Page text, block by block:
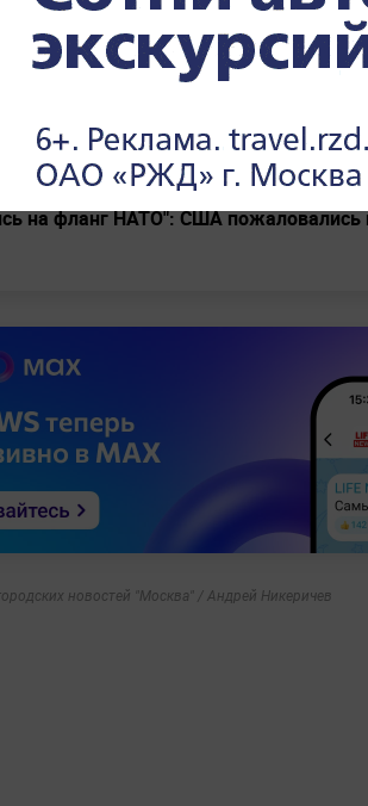
ещё:
от намёка на русский огонь":
британским эсминцем в Чёрном море
кто может не получить
на фланг НАТО": США пожаловались
новостей "Москва" / Андрей Никеричев